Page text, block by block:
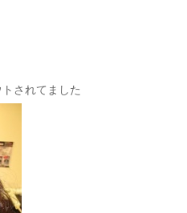
されてました